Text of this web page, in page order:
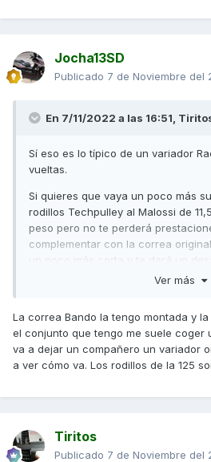
Jocha13SD
Publicado 7 de Noviembre del
En 7/11/2022 a las 16:51,
Sí eso es lo típico de un variador
vueltas.
Si quieres que vaya un poco más
rodillos Techpulley al Malossi de
peso pero no te perderá
complementar con la correa
un poco más corta y te dará un
Gleitrollen-Dr-Pulley-SR/Groesse-
Gleitrolle-FR2017-6-11-5::1219.html?
125-k-xct-125-people-gti-125-
Ver más
La correa Bando la tengo montada y
el conjunto que tengo me suele coger
va a dejar un compañero un variador
a ver cómo va. Los rodillos de la 125
Tiritos
Publicado 7 de Noviembre del